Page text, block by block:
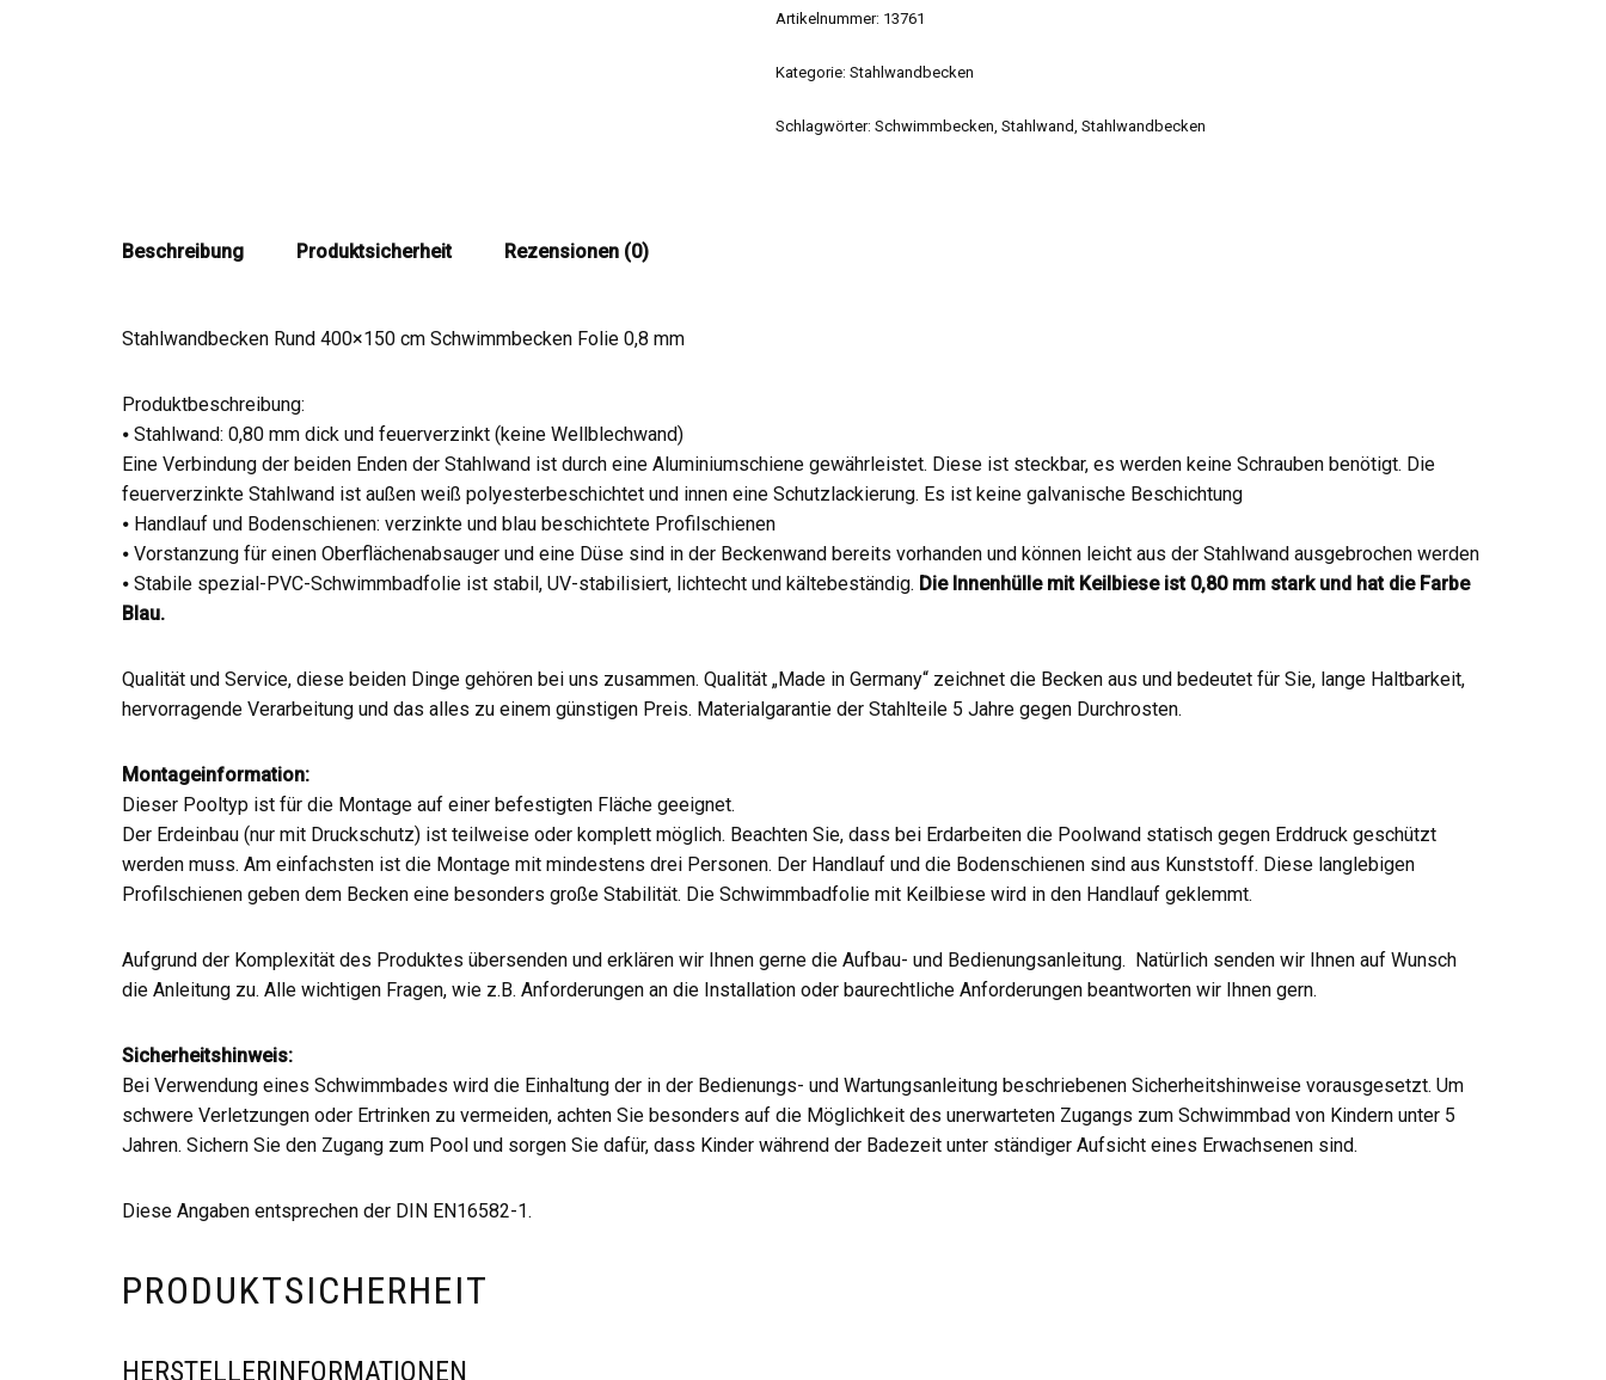
Artikelnummer: 13761
Kategorie:Stahlwandbecken
Schlagwörter:Schwimmbecken,Stahlwand,Stahlwandbecken
Beschreibung Produktsicherheit Rezensionen (0)
Stahlwandbecken Rund 400×150 cm Schwimmbecken Folie 0,8 mm
Produktbeschreibung:
⦁ Stahlwand: 0,80 mm dick und feuerverzinkt (keine Wellblechwand)
Eine Verbindung der beiden Enden der Stahlwand ist durch eine Aluminiumschiene gewährleistet. Diese ist steckbar, es werden keine Schrauben benötigt. Die
feuerverzinkte Stahlwand ist außen weiß polyesterbeschichtet und innen eine Schutzlackierung. Es ist keine galvanische Beschichtung
⦁ Handlauf und Bodenschienen: verzinkte und blau beschichtete Profilschienen
⦁ Vorstanzung für einen Oberflächenabsauger und eine Düse sind in der Beckenwand bereits vorhanden und können leicht aus der Stahlwand ausgebrochen werden
⦁ Stabile spezial-PVC-Schwimmbadfolie ist stabil, UV-stabilisiert, lichtecht und kältebeständig. Die Innenhülle mit Keilbiese ist 0,80 mm stark und hat die Farbe
Blau.
Qualität und Service, diese beiden Dinge gehören bei uns zusammen. Qualität „Made in Germany“ zeichnet die Becken aus und bedeutet für Sie, lange Haltbarkeit,
hervorragende Verarbeitung und das alles zu einem günstigen Preis. Materialgarantie der Stahlteile 5 Jahre gegen Durchrosten.
Montageinformation:
Dieser Pooltyp ist für die Montage auf einer befestigten Fläche geeignet.
Der Erdeinbau (nur mit Druckschutz) ist teilweise oder komplett möglich. Beachten Sie, dass bei Erdarbeiten die Poolwand statisch gegen Erddruck geschützt
werden muss. Am einfachsten ist die Montage mit mindestens drei Personen. Der Handlauf und die Bodenschienen sind aus Kunststoff. Diese langlebigen
Profilschienen geben dem Becken eine besonders große Stabilität. Die Schwimmbadfolie mit Keilbiese wird in den Handlauf geklemmt.
Aufgrund der Komplexität des Produktes übersenden und erklären wir Ihnen gerne die Aufbau- und Bedienungsanleitung. Natürlich senden wir Ihnen auf Wunsch
die Anleitung zu. Alle wichtigen Fragen, wie z.B. Anforderungen an die Installation oder baurechtliche Anforderungen beantworten wir Ihnen gern.
Sicherheitshinweis:
Bei Verwendung eines Schwimmbades wird die Einhaltung der in der Bedienungs- und Wartungsanleitung beschriebenen Sicherheitshinweise vorausgesetzt. Um
schwere Verletzungen oder Ertrinken zu vermeiden, achten Sie besonders auf die Möglichkeit des unerwarteten Zugangs zum Schwimmbad von Kindern unter 5
Jahren. Sichern Sie den Zugang zum Pool und sorgen Sie dafür, dass Kinder während der Badezeit unter ständiger Aufsicht eines Erwachsenen sind.
Diese Angaben entsprechen der DIN EN16582-1.
PRODUKTSICHERHEIT
HERSTELLERINFORMATIONEN